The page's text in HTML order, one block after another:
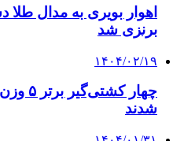
اهوار بویری به مدال
برنزی شد
۱۴۰۴/۰۲/۱۹
چهار
شدند